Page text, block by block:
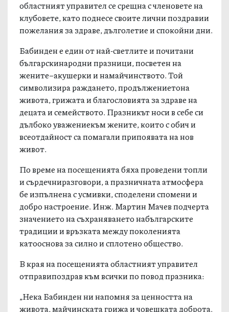
областният управител се срещна с членовете на
клубовете, като поднесе своите лични поздравии
пожелания за здраве, дълголетие и спокойни дни.
Бабинден е един от най-светлите и почитани
българскинародни празници, посветен на
жените–акушерки и намайчинството. Той
символизира раждането, продължениетона
живота, грижата и благословията за здраве на
децата и семейството. Празникът носи в себе си
дълбоко уважениекъм жените, които с обич и
всеотдайност са помагали припоявата на нов
живот.
По време на посещенията бяха проведени топли
и сърдечниразговори, а празничната атмосфера
бе изпълнена с усмивки, споделени спомени и
добро настроение. Инж. Мартин Мачев подчерта
значението на съхраняването набългарските
традиции и връзката между поколенията
катооснова за силно и сплотено общество.
В края на посещенията областният управител
отправипоздрав към всички по повод празника:
„Нека Бабинден ни напомня за ценността на
живота, майчинската грижа и човешката доброта.